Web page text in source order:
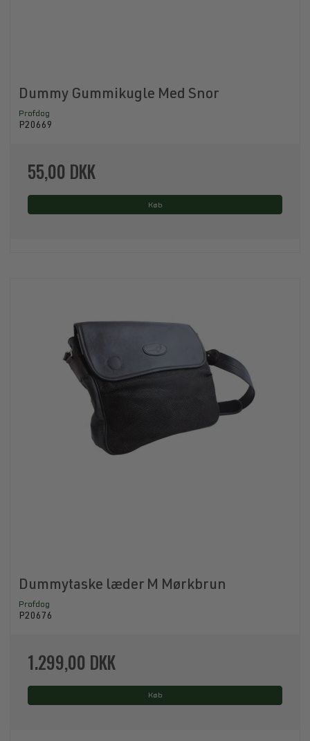
Dummy Gummikugle Med Snor
Profdog
P20669
55,00 DKK
Køb
Dummytaske læder M Mørkbrun
Profdog
P20676
1.299,00 DKK
Køb